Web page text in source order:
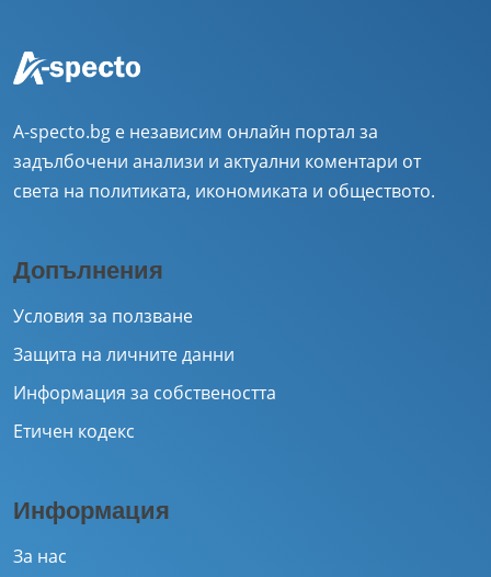
A-specto.bg е независим онлайн портал за
задълбочени анализи и актуални коментари от
света на политиката, икономиката и обществото.
Допълнения
Условия за ползване
Защита на личните данни
Информация за собствеността
Етичен кодекс
Информация
За нас